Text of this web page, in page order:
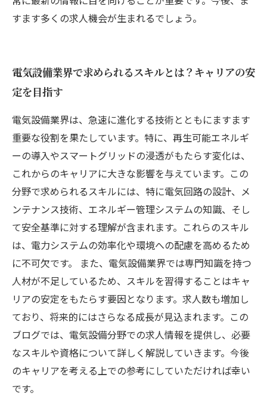
すます多くの求人機会が生まれるでしょう。
電気設備業界で求められるスキルとは？キャリアの安
定を目指す
電気設備業界は、急速に進化する技術とともにますます
重要な役割を果たしています。特に、再生可能エネルギ
ーの導入やスマートグリッドの浸透がもたらす変化は、
これからのキャリアに大きな影響を与えています。この
分野で求められるスキルには、特に電気回路の設計、メ
ンテナンス技術、エネルギー管理システムの知識、そし
て安全基準に対する理解が含まれます。これらのスキル
は、電力システムの効率化や環境への配慮を高めるため
に不可欠です。 また、電気設備業界では専門知識を持つ
人材が不足しているため、スキルを習得することはキャ
リアの安定をもたらす要因となります。求人数も増加し
ており、将来的にはさらなる成長が見込まれます。この
ブログでは、電気設備分野での求人情報を提供し、必要
なスキルや資格について詳しく解説していきます。今後
のキャリアを考える上での参考にしていただければ幸い
です。